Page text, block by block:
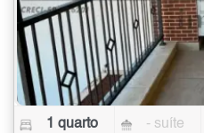
1 quarto - suíte